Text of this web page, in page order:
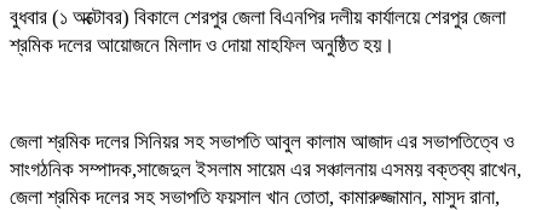
বুধবার (১ অক্টোবর) বিকালে শেরপুর জেলা বিএনপির দলীয় কার্যালয়ে শেরপুর জেলা
শ্রমিক দলের আয়োজনে মিলাদ ও দোয়া মাহফিল অনুষ্ঠিত হয়।
জেলা শ্রমিক দলের সিনিয়র সহ সভাপতি আবুল কালাম আজাদ এর সভাপতিত্বে ও
সাংগঠনিক সম্পাদক,সাজেদুল ইসলাম সায়েম এর সঞ্চালনায় এসময় বক্তব্য রাখেন,
জেলা শ্রমিক দলের সহ সভাপতি ফয়সাল খান তোতা, কামারুজ্জামান, মাসুদ রানা,